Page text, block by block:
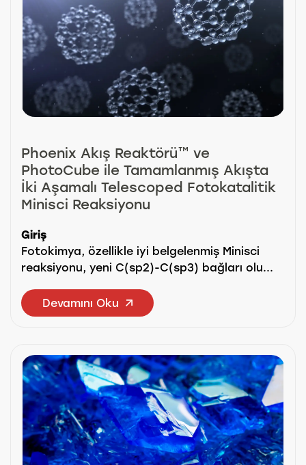
Phoenix Akış Reaktörü™ ve
PhotoCube ile Tamamlanmış Akışta
İki Aşamalı Telescoped Fotokatalitik
Minisci Reaksiyonu
Giriş
Fotokimya, özellikle iyi belgelenmiş Minisci
reaksiyonu, yeni C(sp2)-C(sp3) bağları olu...
Devamını Oku